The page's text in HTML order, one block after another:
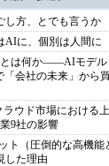
し方、とでも言うか
AIに、個別は人間に
とは何か――AIモデル
「会社の未来」から買
ウド市場における
9社の影響
ト（圧倒的な高機能
した理由